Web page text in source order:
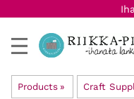
Products ‪» Craft